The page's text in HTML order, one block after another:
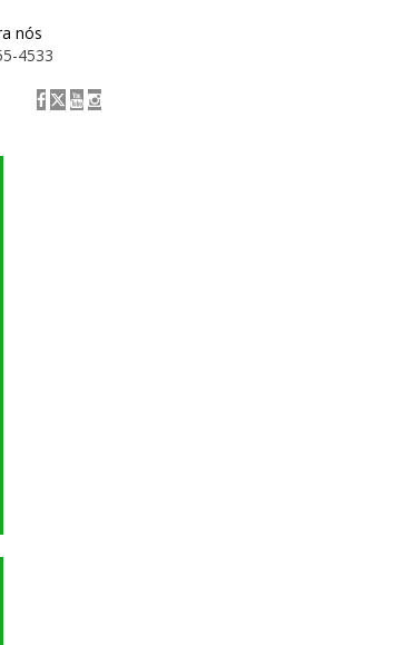
nós
4533